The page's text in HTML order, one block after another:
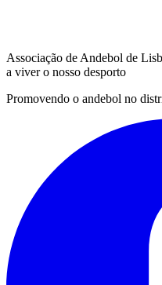
Associação de Andebol de
a viver o nosso desporto
Promovendo o andebol no